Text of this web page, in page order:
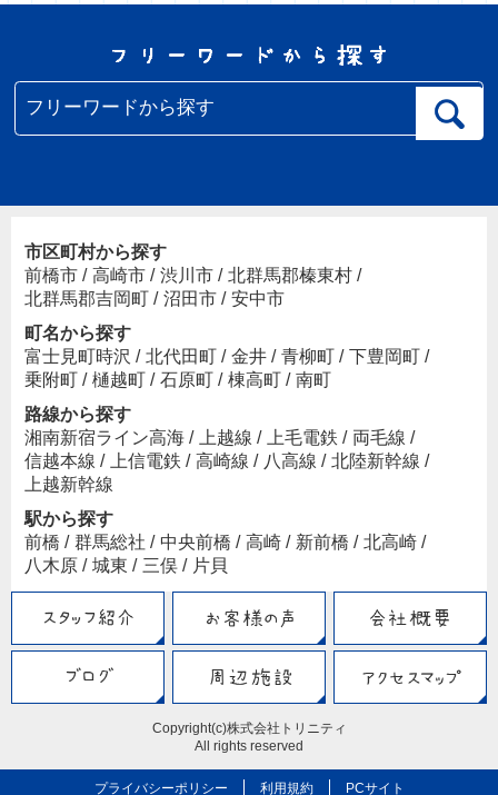
市区町村から探す
前橋市 / 高崎市 / 渋川市 / 北群馬郡榛東村 /
北群馬郡吉岡町 / 沼田市 / 安中市
町名から探す
富士見町時沢 / 北代田町 / 金井 / 青柳町 / 下豊岡町 /
乗附町 / 樋越町 / 石原町 / 棟高町 / 南町
路線から探す
湘南新宿ライン高海 / 上越線 / 上毛電鉄 / 両毛線 /
信越本線 / 上信電鉄 / 高崎線 / 八高線 / 北陸新幹線 /
上越新幹線
駅から探す
前橋 / 群馬総社 / 中央前橋 / 高崎 / 新前橋 / 北高崎 /
八木原 / 城東 / 三俣 / 片貝
Copyright(c)株式会社トリニティ
All rights reserved
プライバシーポリシー 利用規約 PCサイト